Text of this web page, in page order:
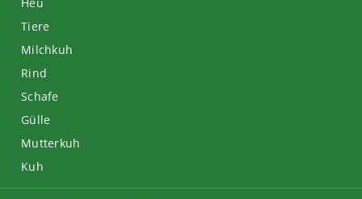
Tiere
Milchkuh
Rind
Schafe
Gülle
Mutterkuh
Kuh